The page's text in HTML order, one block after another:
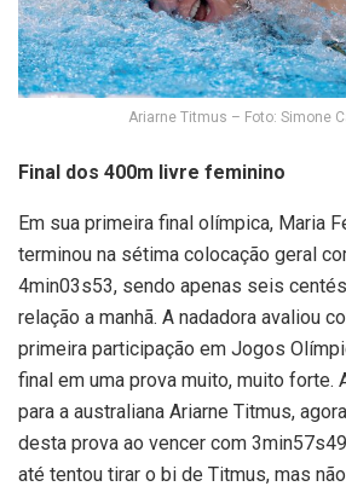
Ariarne Titmus – Foto: Simone
Final dos 400m livre feminino
Em sua primeira final olímpica, Maria
terminou na sétima colocação geral
4min03s53, sendo apenas seis
relação a manhã. A nadadora avaliou
primeira participação em Jogos
final em uma prova muito, muito forte.
para a australiana Ariarne Titmus,
desta prova ao vencer com
até tentou tirar o bi de Titmus, mas